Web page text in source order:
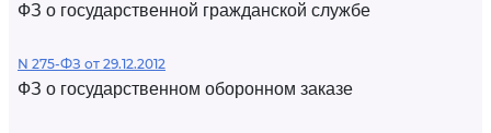
ФЗ о государственной гражданской службе
N 275-ФЗ от 29.12.2012
ФЗ о государственном оборонном заказе